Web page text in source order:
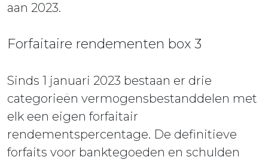
aan 2023.
Forfaitaire rendementen box 3
Sinds 1 januari 2023 bestaan er drie
categorieën vermogensbestanddelen met
elk een eigen forfaitair
rendementspercentage. De definitieve
forfaits voor banktegoeden en schulden